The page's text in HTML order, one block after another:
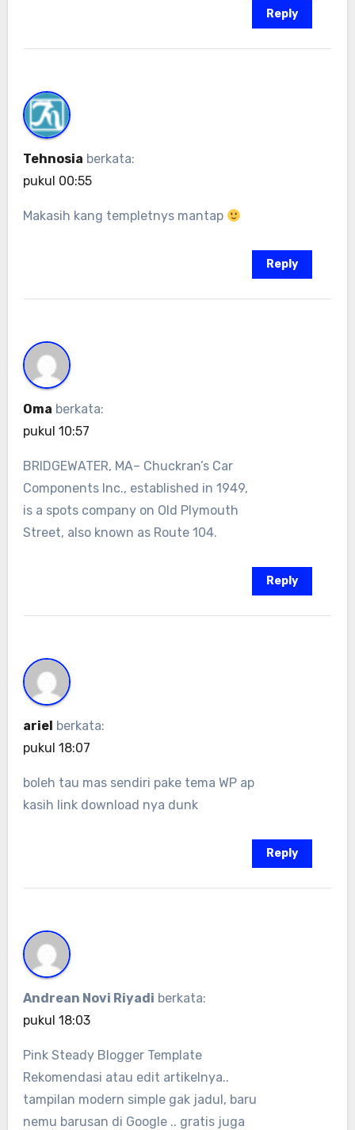
Reply
Tehnosia berkata:
pukul 00:55
Makasih kang templetnys mantap
Reply
Oma berkata:
pukul 10:57
BRIDGEWATER, MA– Chuckran’s Car
Components Inc., established in 1949,
is a spots company on Old Plymouth
Street, also known as Route 104.
Reply
ariel berkata:
pukul 18:07
boleh tau mas sendiri pake tema WP ap
kasih link download nya dunk
Reply
Andrean Novi Riyadi berkata:
pukul 18:03
Pink Steady Blogger Template
Rekomendasi atau edit artikelnya..
tampilan modern simple gak jadul, baru
nemu barusan di Google .. gratis juga